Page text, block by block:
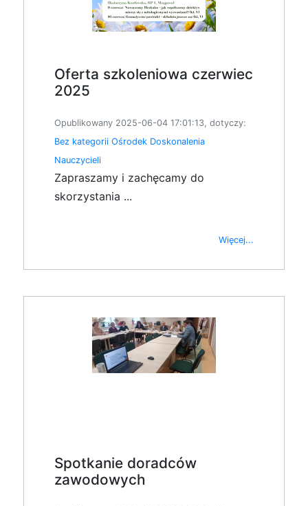
Oferta szkoleniowa czerwiec
2025
Opublikowany 2025-06-04 17:01:13, dotyczy:
Bez kategorii Ośrodek Doskonalenia
Nauczycieli
Zapraszamy i zachęcamy do
skorzystania ...
Więcej...
Spotkanie doradców
zawodowych